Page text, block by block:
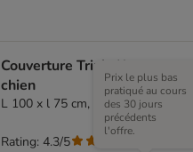
Couverture Trixie Kenny pour
chien
L 100 x l 75 cm, bleu
Prix le plus bas
pratiqué au cours
des 30 jours
précédents
l'offre.
Rating: 4.3/5